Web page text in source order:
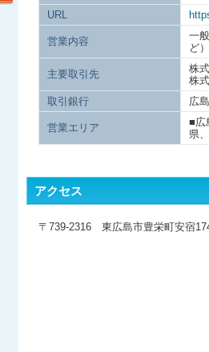
URL
営業内容
一
ど）
主要取引先
株
株
取引銀行
広
営業エリア
■広
県
アクセス
〒739-2316 東広島市豊栄町安宿